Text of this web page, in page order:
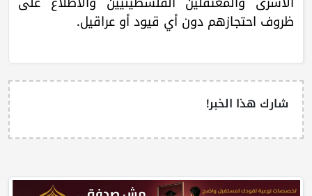
ظروف احتجازهم دون أي قيود أو عراقيل.
شارك هذا الخبر!